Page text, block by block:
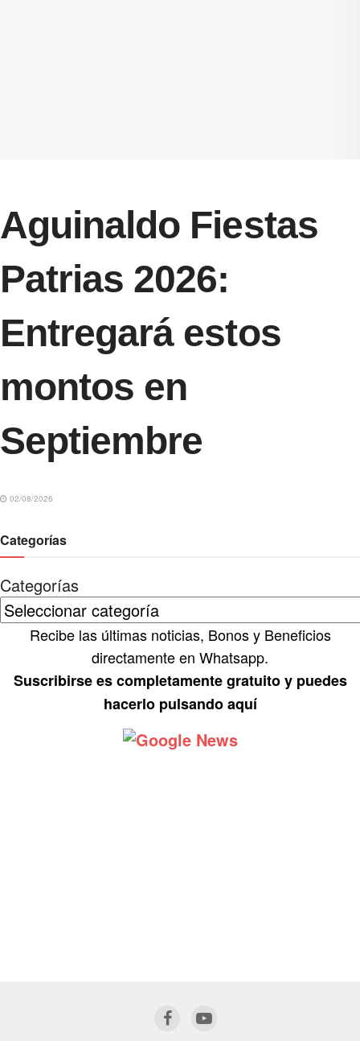
Aguinaldo Fiestas
Patrias 2026:
Entregará estos
montos en
Septiembre
02/08/2026
Categorías
Categorías
Recibe las últimas noticias, Bonos y Beneficios
directamente en Whatsapp.
Suscribirse es completamente gratuito y puedes
hacerlo pulsando aquí